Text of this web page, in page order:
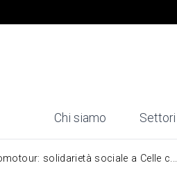
Chi siamo Settori
solidarietà sociale a Celle c...